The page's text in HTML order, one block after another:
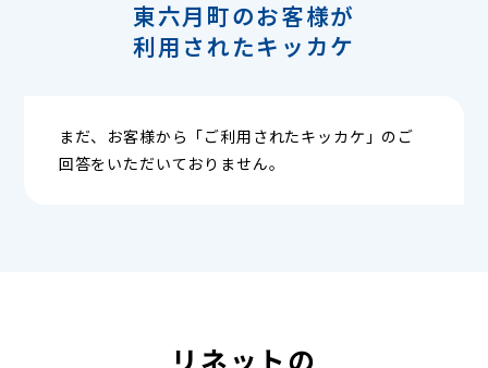
東六月町のお客様が
利用されたキッカケ
まだ、お客様から「ご利用されたキッカケ」のご
回答をいただいておりません。
リネットの